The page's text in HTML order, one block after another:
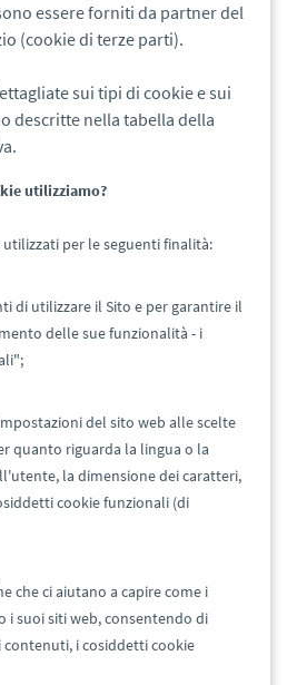
essere forniti da partner del
(cookie di terze parti).
sui tipi di cookie e sui
descritte nella tabella della
utilizziamo?
utilizzati per le seguenti finalità:
di utilizzare il Sito e per garantire il
delle sue funzionalità - i
del sito web alle scelte
quanto riguarda la lingua o la
la dimensione dei caratteri,
cookie funzionali (di
che ci aiutano a capire come i
i suoi siti web, consentendo di
i cosiddetti cookie